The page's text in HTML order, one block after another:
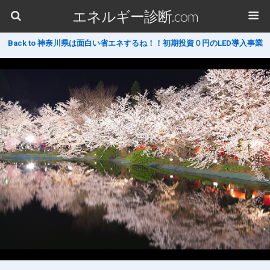
エネルギー診断.com
Back to 神奈川県は面白い省エネするね！！初期投資０円のLED導入事業